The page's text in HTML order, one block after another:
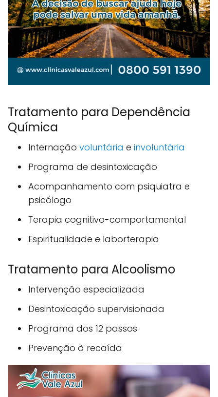
Tratamento para Dependência
Química
Internação voluntária e involuntária
Programa de desintoxicação
Acompanhamento com psiquiatra e
psicólogo
Terapia cognitivo-comportamental
Espiritualidade e laborterapia
Tratamento para Alcoolismo
Intervenção especializada
Desintoxicação supervisionada
Programa dos 12 passos
Prevenção à recaída